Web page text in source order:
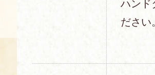
ハンド
ださい